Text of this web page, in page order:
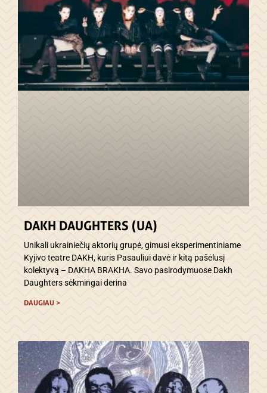
DAKH DAUGHTERS (UA)
Unikali ukrainiečių aktorių grupė, gimusi eksperimentiniame
Kyjivo teatre DAKH, kuris Pasauliui davė ir kitą pašėlusį
kolektyvą – DAKHA BRAKHA. Savo pasirodymuose Dakh
Daughters sėkmingai derina
DAUGIAU >